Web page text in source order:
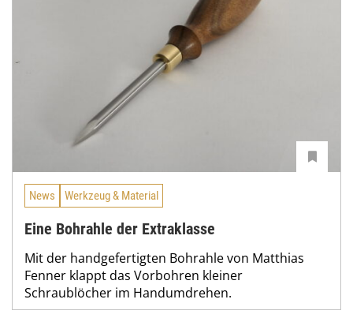
News Werkzeug & Material
Eine Bohrahle der Extraklasse
Mit der handgefertigten Bohrahle von Matthias
Fenner klappt das Vorbohren kleiner
Schraublöcher im Handumdrehen.